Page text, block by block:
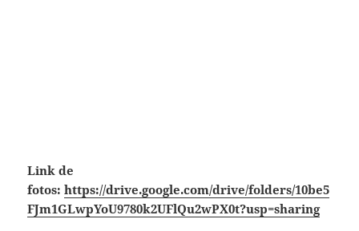
Link de
fotos:https://drive.google.com/drive/folders/10be5
FJm1GLwpYoU9780k2UFlQu2wPX0t?usp=sharing